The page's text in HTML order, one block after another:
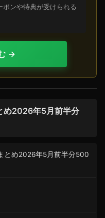
ポンや特典が受けられる
→
め2026年5月前半分
とめ2026年5月前半分500